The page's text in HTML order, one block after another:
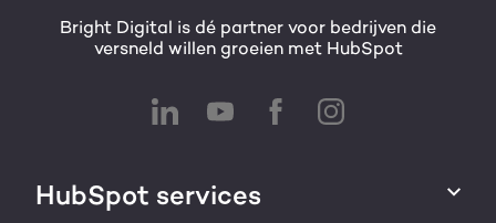
Bright Digital is dé partner voor bedrijven die
versneld willen groeien met HubSpot
HubSpot services